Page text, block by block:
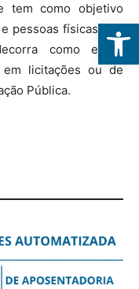
Abrir
tem como objetivo
pessoas físicas que
como efeito
licitações ou de
Pública.